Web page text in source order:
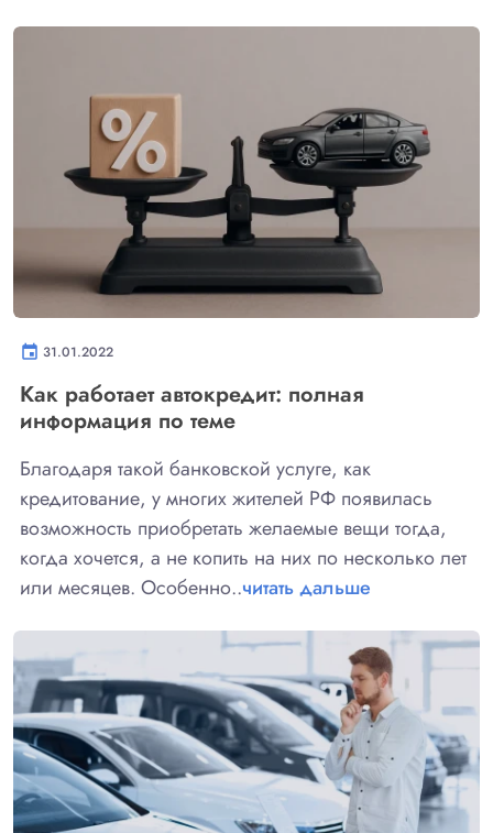
event 31.01.2022
Как работает автокредит: полная
информация по теме
Благодаря такой банковской услуге, как
кредитование, у многих жителей РФ появилась
возможность приобретать желаемые вещи тогда,
когда хочется, а не копить на них по несколько лет
или месяцев. Особенно..читать дальше